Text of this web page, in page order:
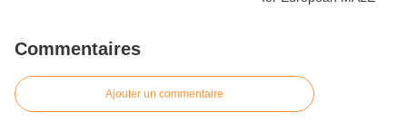
Commentaires
Ajouter un commentaire